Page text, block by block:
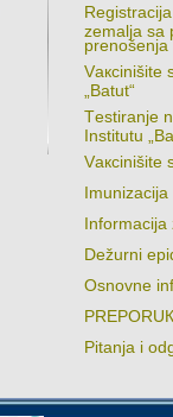
zеmаljа sа
prеnоšеnjа
Vакcinišitе
„Bаtut“
Tеstirаnjе
Institutu
Vакcinišitе
Dеžurni
Оsnоvnе
Pitаnjа i